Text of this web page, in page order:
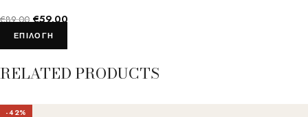
€89.00 €59.00
ΕΠΙΛΟΓΉ
RELATED PRODUCTS
-42%